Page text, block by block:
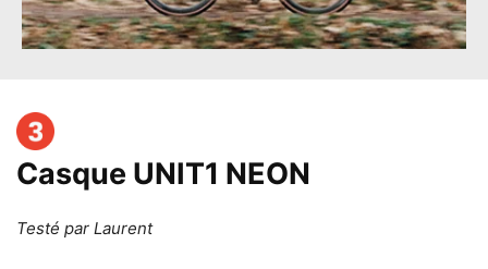
Casque UNIT1 NEON
Testé par Laurent